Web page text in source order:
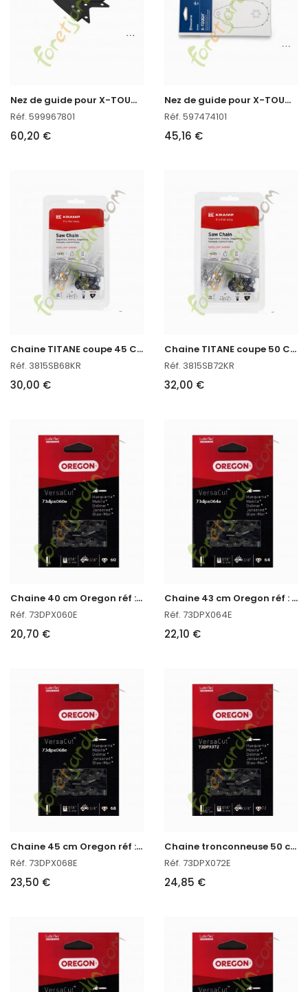
N
ez de guide pour X-TOUGH LIGHT 599967801
Réf. 599967801
60,20 €
N
ez de guide pour X-TOUGH 597474101
Réf. 597474101
45,16 €
C
haine TITANE coupe 45 CM
Réf. 3815SB68KR
30,00 €
C
haine TITANE coupe 50 CM
Réf. 3815SB72KR
32,00 €
C
haine 40 cm Oregon réf : 73DPX060E
Réf. 73DPX060E
20,70 €
C
haine 43 cm Oregon réf : 73DPX064E
Réf. 73DPX064E
22,10 €
C
haine 45 cm Oregon réf : 73DPX068E
Réf. 73DPX068E
23,50 €
C
haine tronconneuse 50 cm Oregon réf : 73DPX072E
Réf. 73DPX072E
24,85 €